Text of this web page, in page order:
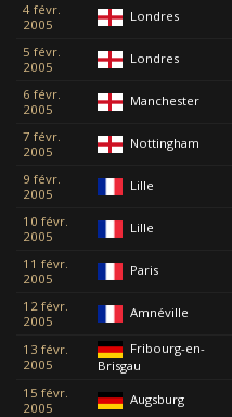
4 févr.
2005
Londres
5 févr.
2005
Londres
6 févr.
2005
Manchester
7 févr.
2005
Nottingham
9 févr.
2005
Lille
10 févr.
2005
Lille
11 févr.
2005
Paris
12 févr.
2005
Amnéville
13 févr.
2005
Fribourg-en-
Brisgau
15 févr.
2005
Augsburg